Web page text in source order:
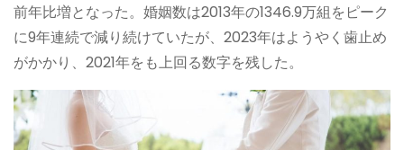
前年比増となった。婚姻数は2013年の1346.9万組をピーク
に9年連続で減り続けていたが、2023年はようやく歯止め
がかかり、2021年をも上回る数字を残した。